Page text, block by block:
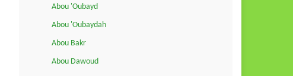
Abou 'Oubayd
Abou 'Oubaydah
Abou Bakr
Abou Dawoud